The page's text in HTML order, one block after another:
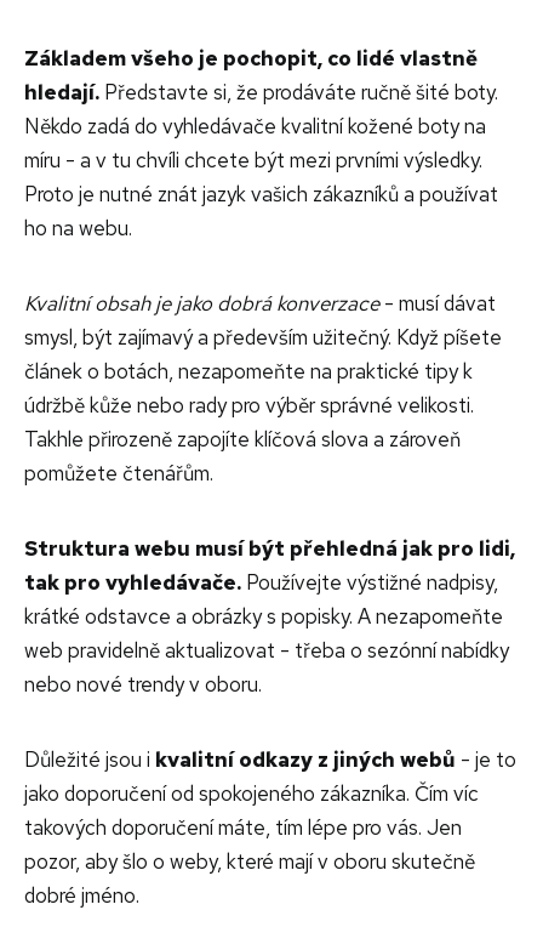
Základem všeho je pochopit, co lidé vlastně
hledají. Představte si, že prodáváte ručně šité boty.
Někdo zadá do vyhledávače kvalitní kožené boty na
míru - a v tu chvíli chcete být mezi prvními výsledky.
Proto je nutné znát jazyk vašich zákazníků a používat
ho na webu.
Kvalitní obsah je jako dobrá konverzace- musí dávat
smysl, být zajímavý a především užitečný. Když píšete
článek o botách, nezapomeňte na praktické tipy k
údržbě kůže nebo rady pro výběr správné velikosti.
Takhle přirozeně zapojíte klíčová slova a zároveň
pomůžete čtenářům.
Struktura webu musí být přehledná jak pro lidi,
tak pro vyhledávače. Používejte výstižné nadpisy,
krátké odstavce a obrázky s popisky. A nezapomeňte
web pravidelně aktualizovat - třeba o sezónní nabídky
nebo nové trendy v oboru.
Důležité jsou i kvalitní odkazy z jiných webů - je to
jako doporučení od spokojeného zákazníka. Čím víc
takových doporučení máte, tím lépe pro vás. Jen
pozor, aby šlo o weby, které mají v oboru skutečně
dobré jméno.